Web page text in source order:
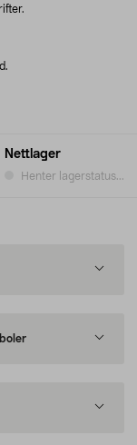
Nettlager
Henter lagerstatus...